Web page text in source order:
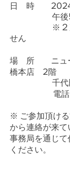
日 時
午後
※ ２
せん
場 所 ニュー
橋本店 2階
千
電
※ ご参加頂け
から連絡が来
事務局を通じ
ください。